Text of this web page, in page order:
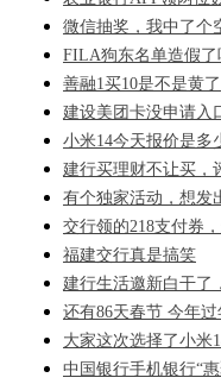
微信抽奖，我中了个
FILA狗东名单造假了
善融1买10是不是黄了
建设美团卡没申请入
小米14今天报价是多
建行买理财不让买，
有个独家活动，想发
交行领的218支付券
福建交行真是搞笑
建行生活邀新白干了
还有86天春节 今年
大家这次选择了小米
中国银行手机银行“